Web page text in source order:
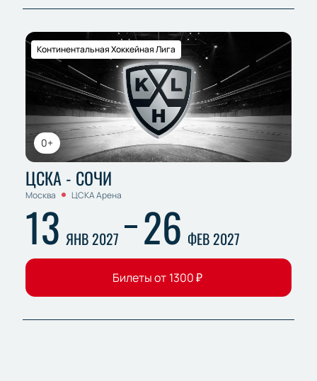
0+
Континентальная Хоккейная Лига
ЦСКА - СОЧИ
Москва ЦСКА Арена
13 ЯНВ 2027 26 ФЕВ 2027
Билеты от 1300₽